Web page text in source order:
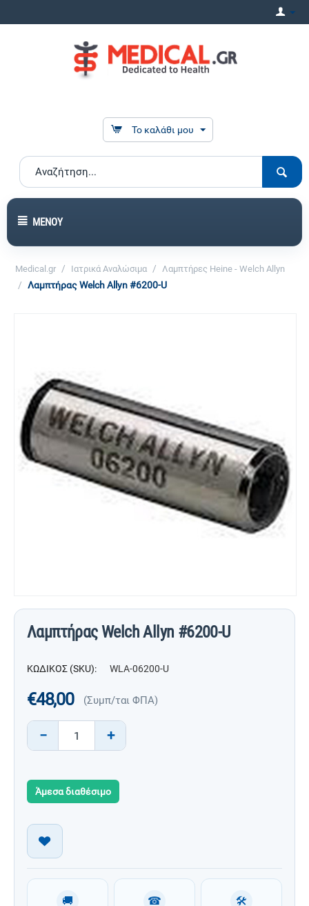
Το καλάθι μου
ΜΕΝΟΎ
Medical.gr / Ιατρικά Αναλώσιμα / Λαμπτήρες Heine - Welch Allyn
/ Λαμπτήρας Welch Allyn #6200-U
Λαμπτήρας Welch Allyn #6200-U
ΚΩΔΙΚΟΣ (SKU): WLA-06200-U
€48,00 (Συμπ/ται ΦΠΑ)
+
−
Άμεσα διαθέσιμο
🚚 ☎ 🛠